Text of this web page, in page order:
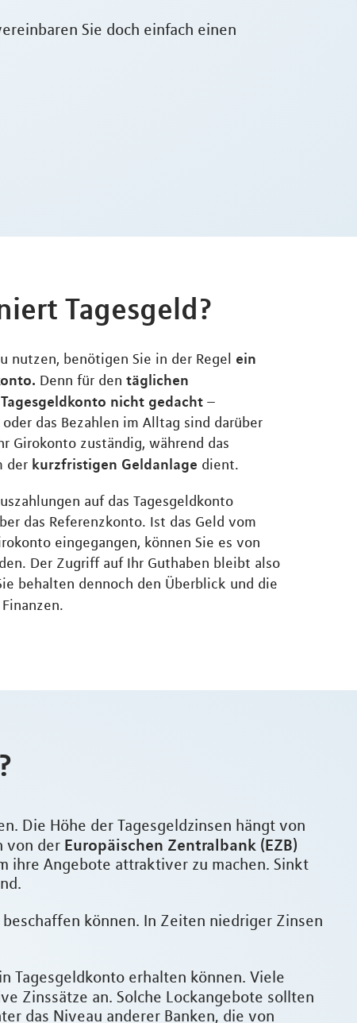
Sie doch einfach einen
Tagesgeld?
nutzen, benötigen Sie in der Regel ein
Denn für den täglichen
nicht gedacht –
das Bezahlen im Alltag sind darüber
Girokonto zuständig, während das
der kurzfristigen Geldanlage dient.
auf das Tagesgeldkonto
das Referenzkonto. Ist das Geld vom
eingegangen, können Sie es von
Der Zugriff auf Ihr Guthaben bleibt also
behalten dennoch den Überblick und die
Die Höhe der Tagesgeldzinsen hängt von
von der Europäischen Zentralbank (EZB)
ihre Angebote attraktiver zu machen. Sinkt
können. In Zeiten niedriger Zinsen
Tagesgeldkonto erhalten können. Viele
Zinssätze an. Solche Lockangebote sollten
das Niveau anderer Banken, die von